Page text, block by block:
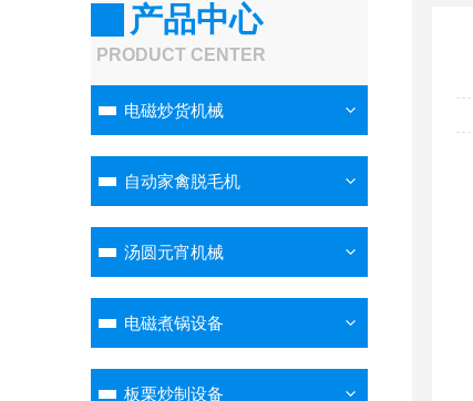
产品中心
PRODUCT CENTER
电磁炒货机械
自动家禽脱毛机
汤圆元宵机械
电磁煮锅设备
板栗炒制设备